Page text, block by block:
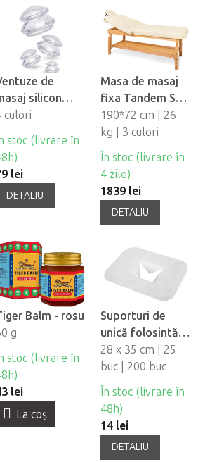
de
silicon
- set,
buc
culori
stoc (livrare în
lei
DETALIU
Masa de masaj
fixa Tandem Spa
Luna V2
190*72 cm | 26
kg | 3 culori
În stoc (livrare în
4 zile)
1839 lei
DETALIU
Balm - rosu
g
stoc (livrare în
lei
La coş
Suporturi de
unică folosintă
pentru orificiul
fetei din material
netesut Fabulo
28 x 35 cm | 25
buc | 200 buc
În stoc (livrare în
48h)
14 lei
DETALIU